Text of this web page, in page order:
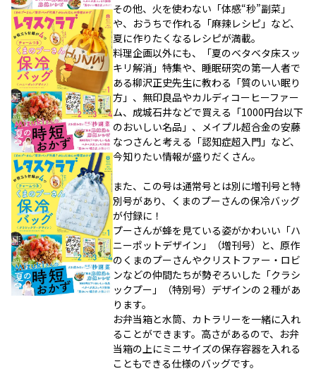
その他、火を使わない「体感“秒”副菜」
や、おうちで作れる「麻辣レシピ」など、
夏に作りたくなるレシピが満載。
料理企画以外にも、「夏のベタベタ床スッ
キリ解消」特集や、睡眠研究の第一人者で
ある柳沢正史先生に教わる「質のいい眠り
方」、無印良品やカルディコーヒーファー
ム、成城石井などで買える「1000円台以下
のおいしい名品」、メイプル超合金の安藤
なつさんと考える「認知症超入門」など、
今知りたい情報が盛りだくさん。
また、この号は通常号とは別に増刊号と特
別号があり、くまのプーさんの保冷バッグ
が付録に！
プーさんが蜂を見ている姿がかわいい「ハ
ニーポットデザイン」（増刊号）と、原作
のくまのプーさんやクリストファー・ロビ
ンなどの仲間たちが勢ぞろいした「クラシ
ックプー」（特別号）デザインの２種があ
ります。
お弁当箱と水筒、カトラリーを一緒に入れ
ることができます。高さがあるので、お弁
当箱の上にミニサイズの保存容器を入れる
こともできる仕様のバッグです。